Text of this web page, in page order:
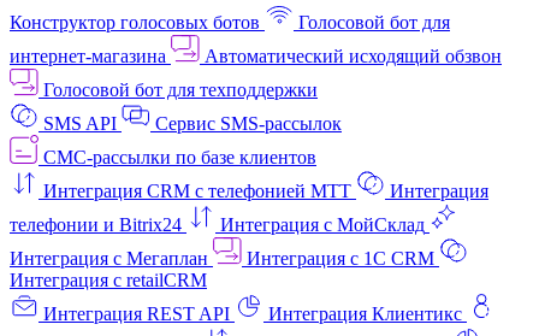
Конструктор голосовых ботов
Голосовой бот для
интернет‑магазина
Автоматический исходящий обзвон
Голосовой бот для техподдержки
SMS API
Сервис SMS-рассылок
СМС-рассылки по базе клиентов
Интеграция CRM с телефонией МТТ
Интеграция
телефонии и Bitrix24
Интеграция с МойСклад
Интеграция с Мегаплан
Интеграция с 1C CRM
Интеграция с retailCRM
Интеграция REST API
Интеграция Клиентикс